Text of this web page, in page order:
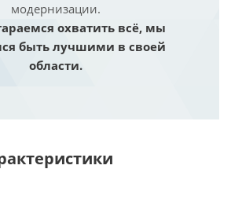
модернизации.
охватить всё, мы
быть лучшими в своей
области.